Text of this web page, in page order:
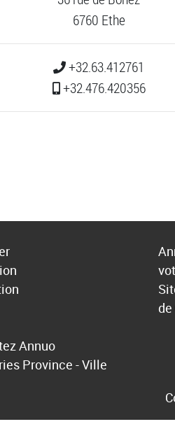
6760 Ethe
+32.63.412761
+32.476.420356
Annuo
Province - Ville